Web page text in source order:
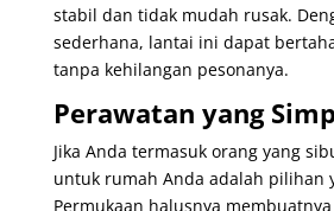
stabil dan tidak mudah rusak.
sederhana, lantai ini dapat
tanpa kehilangan pesonanya.
Perawatan yang
Jika Anda termasuk orang yang
untuk rumah Anda adalah pilihan
Permukaan halusnya